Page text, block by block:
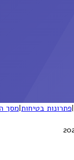
|פתרונות בטיחות|מסך